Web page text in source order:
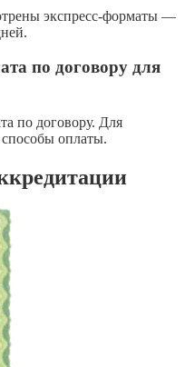
экспресс-форматы —
по договору для
по договору. Для
оплаты.